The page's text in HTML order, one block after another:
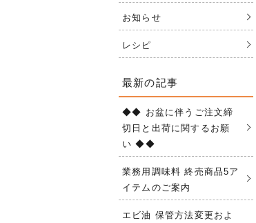
お知らせ
レシピ
最新の記事
◆◆ お盆に伴うご注文締
切日と出荷に関するお願
い ◆◆
業務用調味料 終売商品5ア
イテムのご案内
エビ油 保管方法変更およ